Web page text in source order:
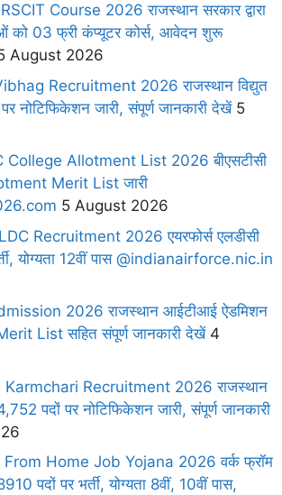
Course 2026 राजस्थान सरकार द्वारा
को 03 फ्री कंप्यूटर कोर्स, आवेदन शुरू
August 2026
Recruitment 2026 राजस्थान विद्युत
नोटिफिकेशन जारी, संपूर्ण जानकारी देखें5
College Allotment List 2026 बीएसटीसी
Merit List जारी
5 August 2026
Recruitment 2026 एयरफोर्स एलडीसी
योग्यता 12वीं पास @indianairforce.nic.in
2026 राजस्थान आईटीआई ऐडमिशन
List सहित संपूर्ण जानकारी देखें4
Recruitment 2026 राजस्थान
पदों पर नोटिफिकेशन जारी, संपूर्ण जानकारी
Home Job Yojana 2026 वर्क फ्रॉम
पदों पर भर्ती, योग्यता 8वीं, 10वीं पास,